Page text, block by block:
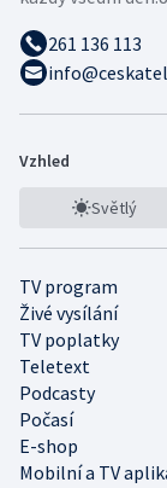
261 136 113
Vzhled
Světlý
TV program
Živé vysílání
TV poplatky
Teletext
Podcasty
Počasí
E-shop
Mobilní a TV